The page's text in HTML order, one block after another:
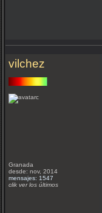
vilchez
Granada
desde: nov, 2014
mensajes: 1547
clik ver los últimos